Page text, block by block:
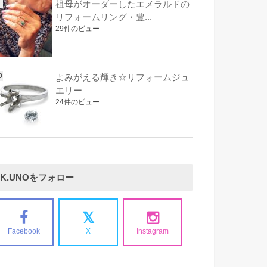
祖母がオーダーしたエメラルドの
リフォームリング・豊...
29件のビュー
よみがえる輝き☆リフォームジュ
エリー
24件のビュー
K.UNOをフォロー
Facebook X Instagram